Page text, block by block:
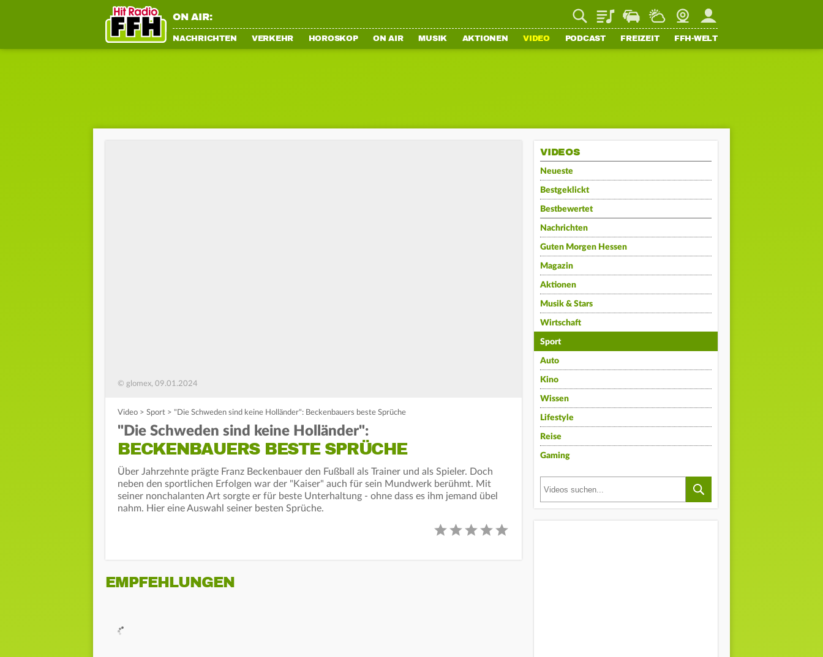
ON AIR: PlaylistStaupilotWetterWebcamMein FFH
NACHRICHTEN VERKEHR HOROSKOP ON AIR MUSIK AKTIONEN VIDEO PODCAST FREIZEIT FFH-WELT
© glomex, 09.01.2024
Video > Sport > "Die Schweden sind keine Holländer": Beckenbauers beste Sprüche
"Die Schweden sind keine Holländer":
BECKENBAUERS BESTE SPRÜCHE
Über Jahrzehnte prägte Franz Beckenbauer den Fußball als Trainer und als Spieler. Doch
neben den sportlichen Erfolgen war der "Kaiser" auch für sein Mundwerk berühmt. Mit
seiner nonchalanten Art sorgte er für beste Unterhaltung - ohne dass es ihm jemand übel
nahm. Hier eine Auswahl seiner besten Sprüche.
EMPFEHLUNGEN
VIDEOS
Neueste
Bestgeklickt
Bestbewertet
Nachrichten
Guten Morgen Hessen
Magazin
Aktionen
Musik & Stars
Wirtschaft
Sport
Auto
Kino
Wissen
Lifestyle
Reise
Gaming